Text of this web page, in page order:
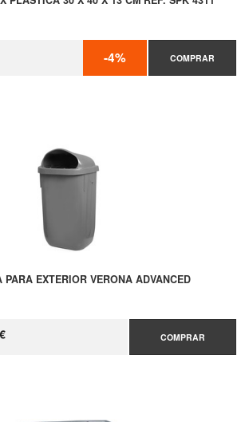
-4% COMPRAR
PARA EXTERIOR VERONA ADVANCED
COMPRAR